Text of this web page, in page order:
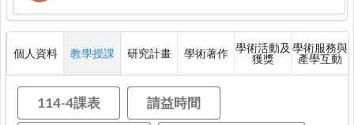
個人資料 教學授課 研究計畫 學術著作 學術活動及
獲獎
學術服務與
產學互動
114-4課表 請益時間